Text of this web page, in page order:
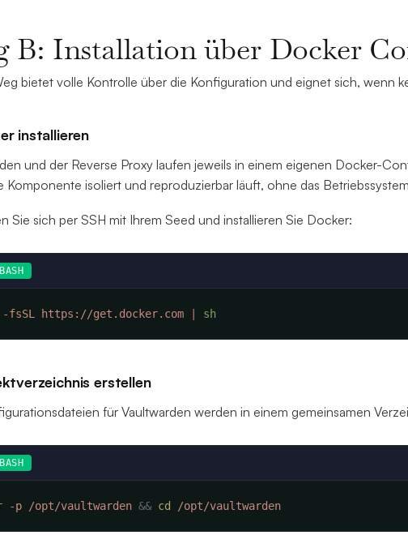
B: Installation über Docker
bietet volle Kontrolle über die Konfiguration und eignet sich, wenn
installieren
und der Reverse Proxy laufen jeweils in einem eigenen Docker-
Komponente isoliert und reproduzierbar läuft, ohne das
Sie sich per SSH mit Ihrem Seed und installieren Sie Docker:
BASH
-fsSL https://get.docker.com
erstellen
für Vaultwarden werden in einem gemeinsamen
BASH
-p /opt/vaultwarden && cd